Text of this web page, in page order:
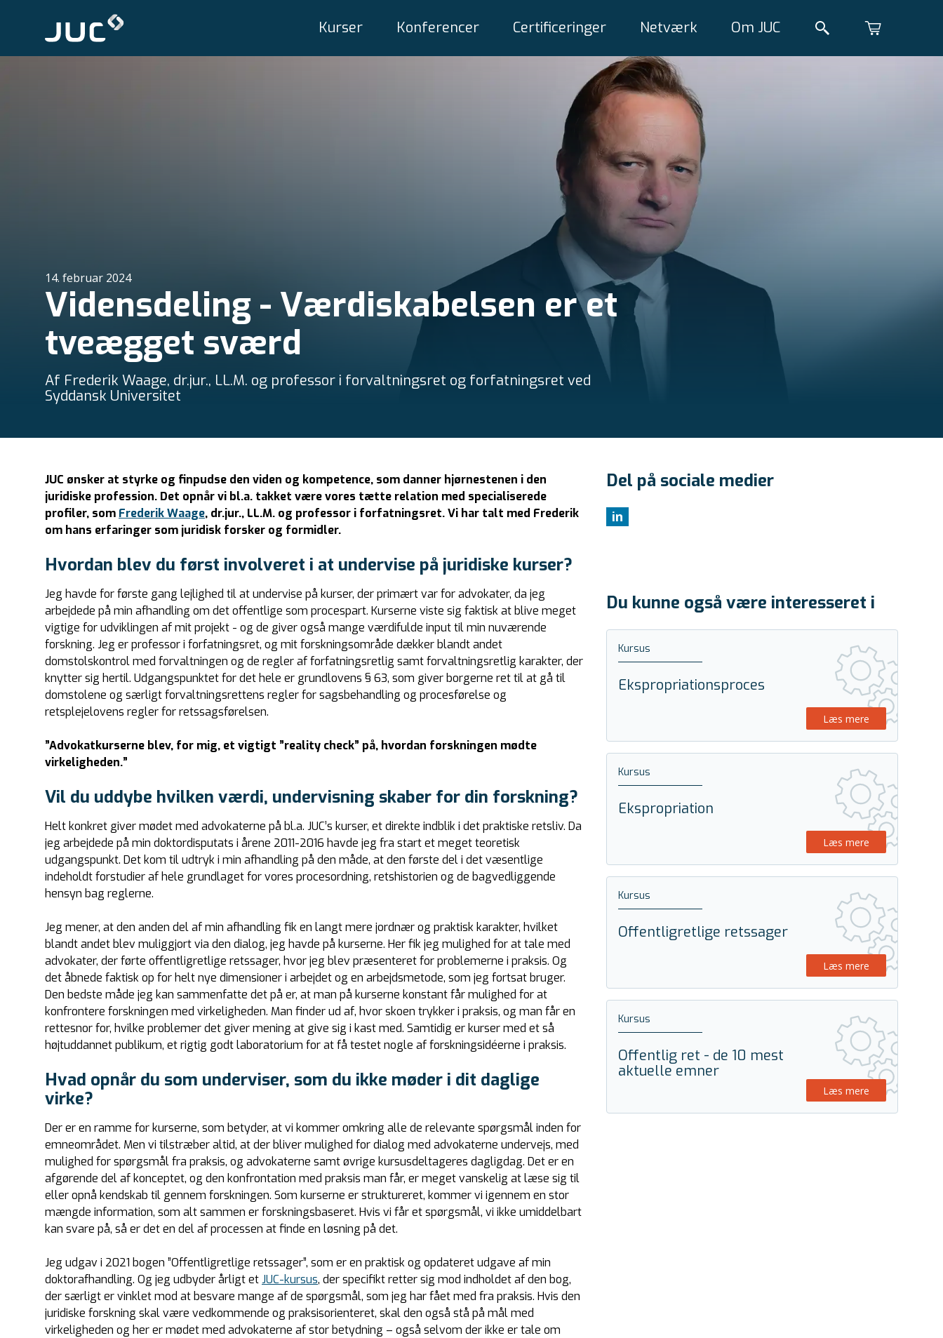
Kurser Konferencer Certificeringer Netværk Om JUC
14. februar 2024
Vidensdeling - Værdiskabelsen er et
tveægget sværd
Af Frederik Waage, dr.jur., LL.M. og professor i forvaltningsret og forfatningsret ved
Syddansk Universitet
Del på sociale medier
in
Du kunne også være interesseret i
Kursus
Ekspropriationsproces
Læs mere
Kursus
Ekspropriation
Læs mere
Kursus
Offentligretlige retssager
Læs mere
Kursus
Offentlig ret - de 10 mest
aktuelle emner
Læs mere
JUC ønsker at styrke og finpudse den viden og kompetence, som danner hjørnestenen i den
juridiske profession. Det opnår vi bl.a. takket være vores tætte relation med specialiserede
profiler, som Frederik Waage, dr.jur., LL.M. og professor i forfatningsret. Vi har talt med Frederik
om hans erfaringer som juridisk forsker og formidler.
Hvordan blev du først involveret i at undervise på juridiske kurser?
Jeg havde for første gang lejlighed til at undervise på kurser, der primært var for advokater, da jeg
arbejdede på min afhandling om det offentlige som procespart. Kurserne viste sig faktisk at blive meget
vigtige for udviklingen af mit projekt - og de giver også mange værdifulde input til min nuværende
forskning. Jeg er professor i forfatningsret, og mit forskningsområde dækker blandt andet
domstolskontrol med forvaltningen og de regler af forfatningsretlig samt forvaltningsretlig karakter, der
knytter sig hertil. Udgangspunktet for det hele er grundlovens § 63, som giver borgerne ret til at gå til
domstolene og særligt forvaltningsrettens regler for sagsbehandling og procesførelse og
retsplejelovens regler for retssagsførelsen.
”Advokatkurserne blev, for mig, et vigtigt ”reality check” på, hvordan forskningen mødte
virkeligheden.”
Vil du uddybe hvilken værdi, undervisning skaber for din forskning?
Helt konkret giver mødet med advokaterne på bl.a. JUC’s kurser, et direkte indblik i det praktiske retsliv. Da
jeg arbejdede på min doktordisputats i årene 2011-2016 havde jeg fra start et meget teoretisk
udgangspunkt. Det kom til udtryk i min afhandling på den måde, at den første del i det væsentlige
indeholdt forstudier af hele grundlaget for vores procesordning, retshistorien og de bagvedliggende
hensyn bag reglerne.
Jeg mener, at den anden del af min afhandling fik en langt mere jordnær og praktisk karakter, hvilket
blandt andet blev muliggjort via den dialog, jeg havde på kurserne. Her fik jeg mulighed for at tale med
advokater, der førte offentligretlige retssager, hvor jeg blev præsenteret for problemerne i praksis. Og
det åbnede faktisk op for helt nye dimensioner i arbejdet og en arbejdsmetode, som jeg fortsat bruger.
Den bedste måde jeg kan sammenfatte det på er, at man på kurserne konstant får mulighed for at
konfrontere forskningen med virkeligheden. Man finder ud af, hvor skoen trykker i praksis, og man får en
rettesnor for, hvilke problemer det giver mening at give sig i kast med. Samtidig er kurser med et så
højtuddannet publikum, et rigtig godt laboratorium for at få testet nogle af forskningsidéerne i praksis.
Hvad opnår du som underviser, som du ikke møder i dit daglige
virke?
Der er en ramme for kurserne, som betyder, at vi kommer omkring alle de relevante spørgsmål inden for
emneområdet. Men vi tilstræber altid, at der bliver mulighed for dialog med advokaterne undervejs, med
mulighed for spørgsmål fra praksis, og advokaterne samt øvrige kursusdeltageres dagligdag. Det er en
afgørende del af konceptet, og den konfrontation med praksis man får, er meget vanskelig at læse sig til
eller opnå kendskab til gennem forskningen. Som kurserne er struktureret, kommer vi igennem en stor
mængde information, som alt sammen er forskningsbaseret. Hvis vi får et spørgsmål, vi ikke umiddelbart
kan svare på, så er det en del af processen at finde en løsning på det.
Jeg udgav i 2021 bogen ”Offentligretlige retssager”, som er en praktisk og opdateret udgave af min
doktorafhandling. Og jeg udbyder årligt etJUC-kursus, der specifikt retter sig mod indholdet af den bog,
der særligt er vinklet mod at besvare mange af de spørgsmål, som jeg har fået med fra praksis. Hvis den
juridiske forskning skal være vedkommende og praksisorienteret, skal den også stå på mål med
virkeligheden og her er mødet med advokaterne af stor betydning – også selvom der ikke er tale om